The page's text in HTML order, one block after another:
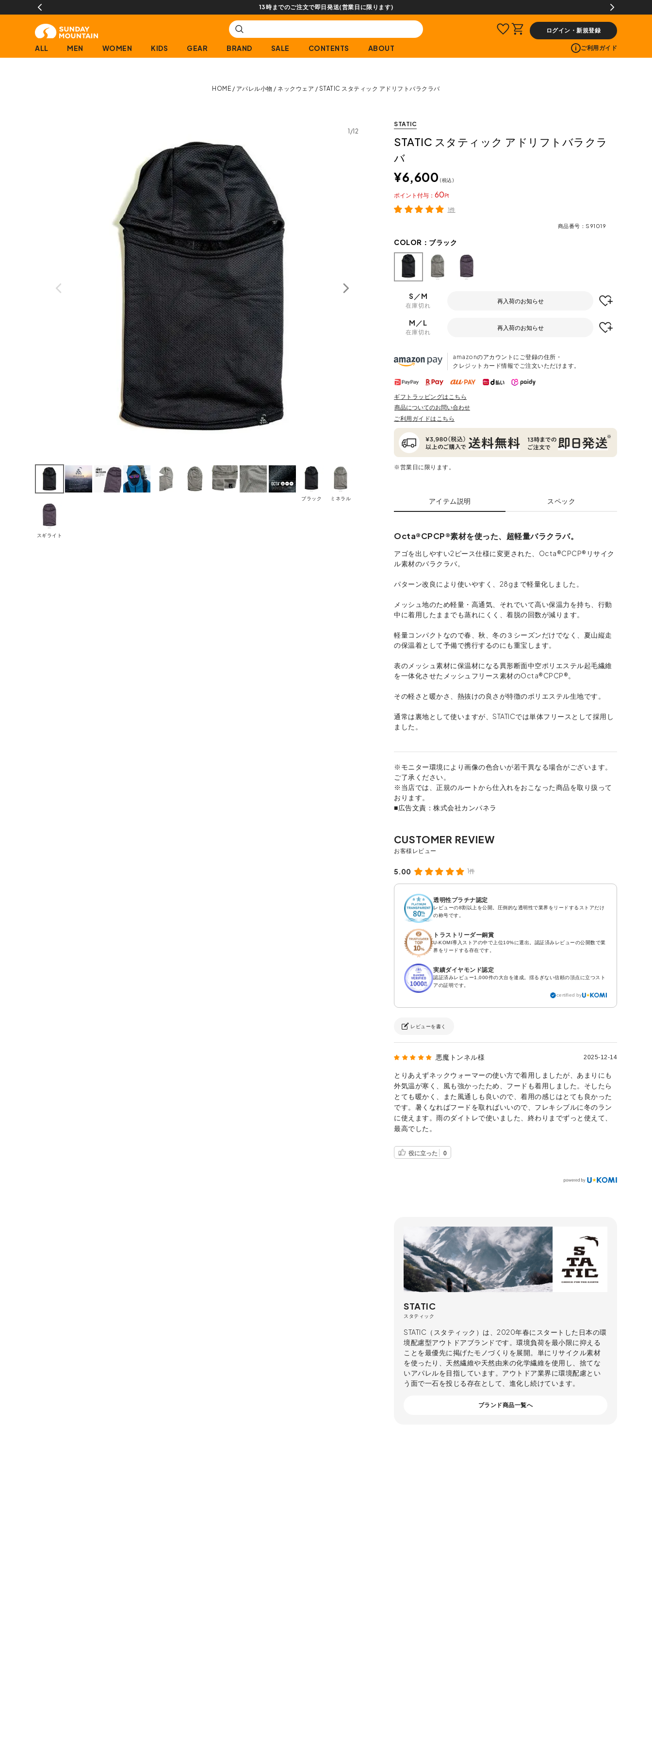
【会員限定】交換送料片道無料サービス
ログイン・新規登録
ALL MEN WOMEN KIDS GEAR BRAND SALE CONTENTS ABOUT ご利用ガイド
HOME アパレル小物 ネックウェア STATIC スタティック アドリフトバラクラバ
1/12
ブラック ミネラル
スギライト
STATIC
STATIC スタティック アドリフトバラクラ
バ
¥6,600 税込
60
ポイント
1件
商品番号 S91019
COLOR： ブラック
S／M
在庫切れ
再入荷のお知らせ
M／L
在庫切れ
再入荷のお知らせ
amazonのアカウントにご登録の住所・
クレジットカード情報でご注文いただけます。
ギフトラッピングはこちら
商品についてのお問い合わせ
ご利用ガイドはこちら
※営業日に限ります。
アイテム説明 スペック
Octa®CPCP®素材を使った、超軽量バラクラバ。
アゴを出しやすい2ピース仕様に変更された、Octa®CPCP®リサイク
ル素材のバラクラバ。
パターン改良により使いやすく、28gまで軽量化しました。
メッシュ地のため軽量・高通気、それでいて高い保温力を持ち、行動
中に着用したままでも蒸れにくく、着脱の回数が減ります。
軽量コンパクトなので春、秋、冬の３シーズンだけでなく、夏山縦走
の保温着として予備で携行するのにも重宝します。
表のメッシュ素材に保温材になる異形断面中空ポリエステル起毛繊維
を一体化させたメッシュフリース素材のOcta®CPCP®。
その軽さと暖かさ、熱抜けの良さが特徴のポリエステル生地です。
通常は裏地として使いますが、STATICでは単体フリースとして採用し
ました。
※モニター環境により画像の色合いが若干異なる場合がございます。
ご了承ください。
※当店では、正規のルートから仕入れをおこなった商品を取り扱って
おります。
■広告文責：株式会社カンパネラ
5.00 1件
透明性プラチナ認定
レビューの8割以上を公開。圧倒的な透明性で業界をリードするストアだけ
の称号です。
トラストリーダー銅賞
U-KOMI導入ストアの中で上位10%に選出。認証済みレビューの公開数で業
界をリードする存在です。
実績ダイヤモンド認定
認証済みレビュー1,000件の大台を達成。揺るぎない信頼の頂点に立つスト
アの証明です。
certified by
レビューを書く
悪魔トンネル様 2025-12-14
とりあえずネックウォーマーの使い方で着用しましたが、あまりにも
外気温が寒く、風も強かったため、フードも着用しました。そしたら
とても暖かく、また風通しも良いので、着用の感じはとても良かった
です。暑くなればフードを取ればいいので、フレキシブルに冬のラン
に使えます。雨のダイトレで使いました、終わりまでずっと使えて、
最高でした。
役に立った 0
STATIC
スタティック
STATIC（スタティック）は、2020年春にスタートした日本の環
境配慮型アウトドアブランドです。環境負荷を最小限に抑える
ことを最優先に掲げたモノづくりを展開。単にリサイクル素材
を使ったり、天然繊維や天然由来の化学繊維を使用し、捨てな
いアパレルを目指しています。アウトドア業界に環境配慮とい
う面で一石を投じる存在として、進化し続けています。
ブランド商品一覧へ